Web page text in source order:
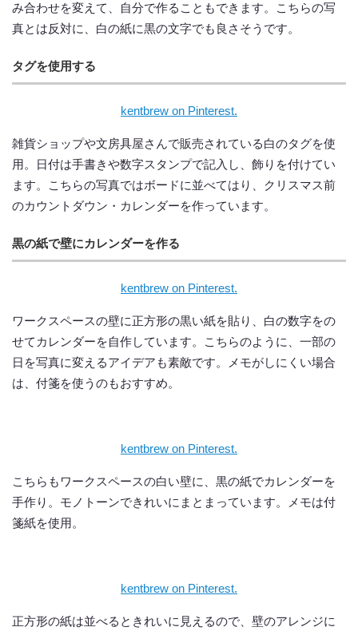
み合わせを変えて、自分で作ることもできます。こちらの写
真とは反対に、白の紙に黒の文字でも良さそうです。
タグを使用する
kentbrew on Pinterest.
雑貨ショップや文房具屋さんで販売されている白のタグを使
用。日付は手書きや数字スタンプで記入し、飾りを付けてい
ます。こちらの写真ではボードに並べてはり、クリスマス前
のカウントダウン・カレンダーを作っています。
黒の紙で壁にカレンダーを作る
kentbrew on Pinterest.
ワークスペースの壁に正方形の黒い紙を貼り、白の数字をの
せてカレンダーを自作しています。こちらのように、一部の
日を写真に変えるアイデアも素敵です。メモがしにくい場合
は、付箋を使うのもおすすめ。
kentbrew on Pinterest.
こちらもワークスペースの白い壁に、黒の紙でカレンダーを
手作り。モノトーンできれいにまとまっています。メモは付
箋紙を使用。
kentbrew on Pinterest.
正方形の紙は並べるときれいに見えるので、壁のアレンジに